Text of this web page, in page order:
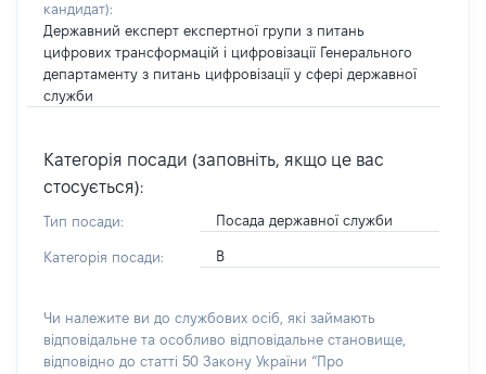
кандидат):
Державний експерт експертної групи з питань
цифрових трансформацій і цифровізації Генерального
департаменту з питань цифровізації у сфері державної
служби
Категорія посади (заповніть, якщо це вас
стосується):
Тип посади: Посада державної служби
Категорія посади: В
Чи належите ви до службових осіб, які займають
відповідальне та особливо відповідальне становище,
відповідно до статті 50 Закону України “Про